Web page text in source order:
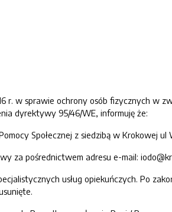
r. w sprawie ochrony osób fizycznych w
dyrektywy 95/46/WE, informuję że:
Społecznej z siedzibą w Krokowej ul
za pośrednictwem adresu e-mail:
usług opiekuńczych. Po